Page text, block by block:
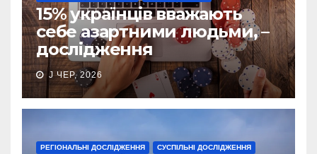
15% українців вважають
себе азартними людьми, –
дослідження
J ЧЕР, 2026
РЕГІОНАЛЬНІ ДОСЛІДЖЕННЯ СУСПІЛЬНІ ДОСЛІДЖЕННЯ